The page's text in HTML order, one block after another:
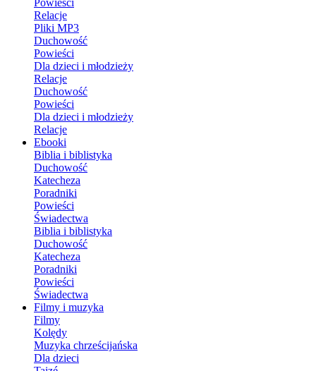
Powieści
Relacje
Pliki MP3
Duchowość
Powieści
Dla dzieci i młodzieży
Relacje
Duchowość
Powieści
Dla dzieci i młodzieży
Relacje
Ebooki
Biblia i biblistyka
Duchowość
Katecheza
Poradniki
Powieści
Świadectwa
Biblia i biblistyka
Duchowość
Katecheza
Poradniki
Powieści
Świadectwa
Filmy i muzyka
Filmy
Kolędy
Muzyka chrześcijańska
Dla dzieci